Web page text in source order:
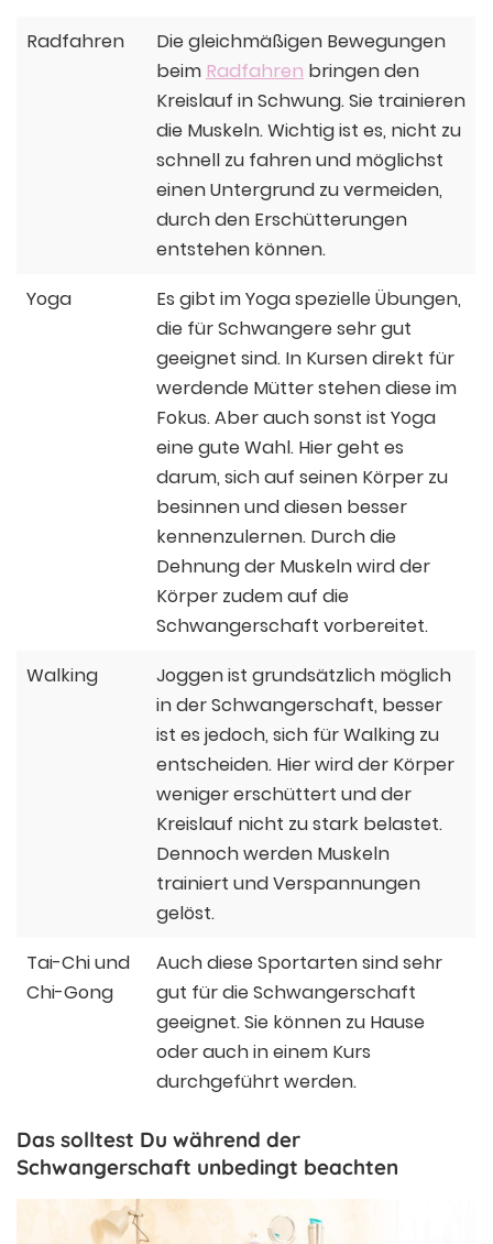
Radfahren
Die gleichmäßigen Bewegungen
beim Radfahren bringen den
Kreislauf in Schwung. Sie trainieren
die Muskeln. Wichtig ist es, nicht zu
schnell zu fahren und möglichst
einen Untergrund zu vermeiden,
durch den Erschütterungen
entstehen können.
Yoga
Es gibt im Yoga spezielle Übungen,
die für Schwangere sehr gut
geeignet sind. In Kursen direkt für
werdende Mütter stehen diese im
Fokus. Aber auch sonst ist Yoga
eine gute Wahl. Hier geht es
darum, sich auf seinen Körper zu
besinnen und diesen besser
kennenzulernen. Durch die
Dehnung der Muskeln wird der
Körper zudem auf die
Schwangerschaft vorbereitet.
Walking
Joggen ist grundsätzlich möglich
in der Schwangerschaft, besser
ist es jedoch, sich für Walking zu
entscheiden. Hier wird der Körper
weniger erschüttert und der
Kreislauf nicht zu stark belastet.
Dennoch werden Muskeln
trainiert und Verspannungen
gelöst.
Tai-Chi und
Chi-Gong
Auch diese Sportarten sind sehr
gut für die Schwangerschaft
geeignet. Sie können zu Hause
oder auch in einem Kurs
durchgeführt werden.
Das solltest Du während der
Schwangerschaft unbedingt beachten